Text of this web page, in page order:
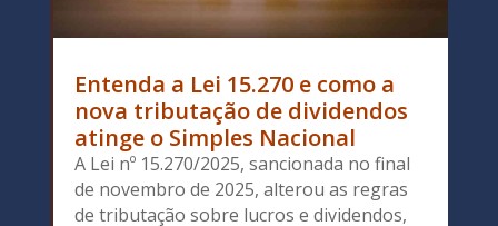
Entenda a Lei 15.270 e como a
nova tributação de dividendos
atinge o Simples Nacional
A Lei nº 15.270/2025, sancionada no final
de novembro de 2025, alterou as regras
de tributação sobre lucros e dividendos,